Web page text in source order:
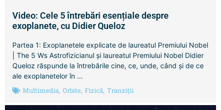
Video: Cele 5 întrebări esențiale despre
exoplanete, cu Didier Queloz
Partea 1: Exoplanetele explicate de laureatul Premiului Nobel
| The 5 Ws Astrofizicianul și laureatul Premiului Nobel Didier
Queloz răspunde la întrebările cine, ce, unde, când și de ce
ale exoplanetelor în ...
Multimedia, Orbite, Fizică, Tranziții